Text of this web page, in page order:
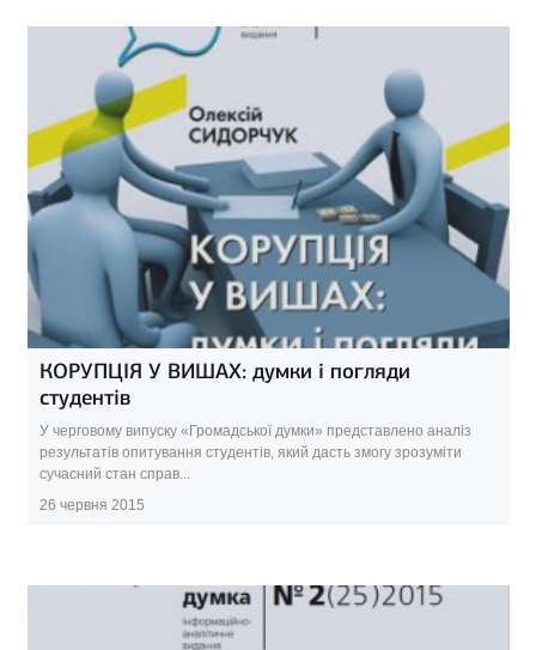
КОРУПЦІЯ У ВИШАХ: думки і погляди
студентів
У черговому випуску «Громадської думки» представлено аналіз
результатів опитування студентів, який дасть змогу зрозуміти
сучасний стан справ...
26 червня 2015